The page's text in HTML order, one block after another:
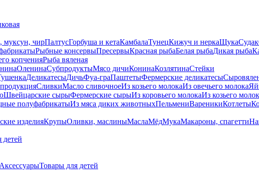
муксун, чирПалтусГорбуша и кетаКамбалаТунецКижуч и неркаЩукаСудак
Рыбные консервыПресервыКрасная рыбаБелая рыбаДикая рыба
копченияРыба вяленая
ОленинаСубпродуктыМясо дичиКонинаКозлятинаСтейки
ДеликатесыДичьФуа-граПаштетыФермерские деликатесы
СливкиМасло сливочноеИз козьего молокаИз овечьего молока
Швейцарские сырыФермерские сырыИз коровьего молокаИз козьего
полуфабрикатыИз мяса диких животныхПельмениВареникиКотлеты
изделияКрупыОливки, маслиныМаслаМёдМукаМакароны, спагетти
детей
АксессуарыТовары для детей